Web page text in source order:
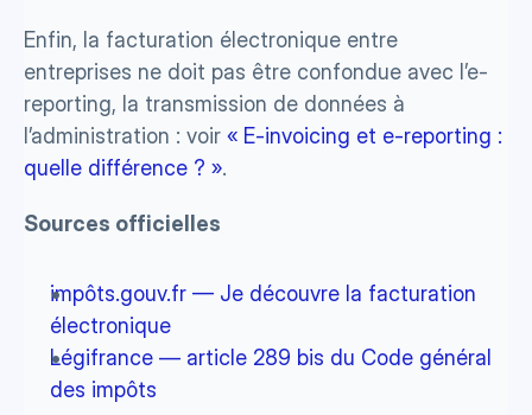
Enfin, la facturation électronique entre
entreprises ne doit pas être confondue avec l’e-
reporting, la transmission de données à
l’administration : voir « E-invoicing et e-reporting :
quelle différence ? ».
Sources officielles
impôts.gouv.fr — Je découvre la facturation
électronique
Légifrance — article 289 bis du Code général
des impôts